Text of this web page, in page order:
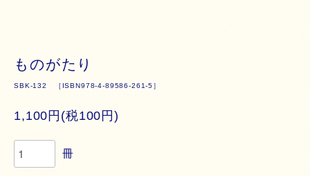
ものがたり
SBK-132 ［ISBN978-4-89586-261-5］
1,100円(税100円)
冊